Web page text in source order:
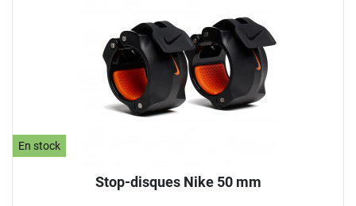
En stock
Stop-disques Nike 50 mm